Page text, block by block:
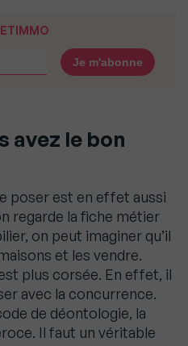
avez le bon
poser est en effet aussi
regarde la fiche métier
on peut imaginer qu’il
et les vendre.
plus corsée. En effet, il
avec la concurrence.
de déontologie, la
Il faut un véritable